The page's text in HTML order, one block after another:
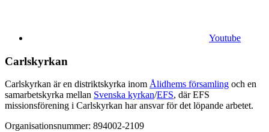
Youtube
Carlskyrkan
Carlskyrkan är en distriktskyrka inom Ålidhems församling och en
samarbetskyrka mellan Svenska kyrkan/EFS, där EFS
missionsförening i Carlskyrkan har ansvar för det löpande arbetet.
Organisationsnummer: 894002-2109